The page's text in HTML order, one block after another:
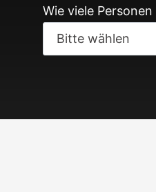
Wie viele Personen